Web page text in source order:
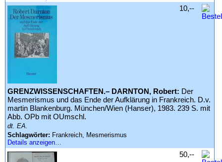
GRENZWISSENSCHAFTEN.– DARNTON, Robert: Der
Mesmerismus und das Ende der Aufklärung in Frankreich. D.v.
martin Blankenburg. München/Wien (Hanser), 1983. 239 S. mit
Abb. OPb mit OUmschl.
dt. EA.
Schlagwörter: Frankreich, Mesmerismus
Details anzeigen…
10,--
50,--